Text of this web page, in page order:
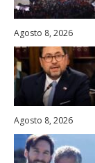
Agosto 8, 2026
Agosto 8, 2026